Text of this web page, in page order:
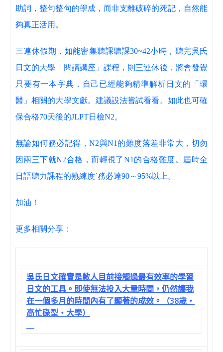
助詞，整句整句的學成，而非支離破碎的死記，自然能
夠真正活用。
三連休假期，如能密集聽課聽課30~42小時，聽完吳氏
日文的大學「閱讀講座」課程，則三連休後，將會發覺
只要有一本字典，自己已經能夠精準解析日文的「環
醫」相關的大學文獻。建議設法嘗試看看。如此也可確
保合格70天後的JLPT日檢N2。
無論如何務必記得，N2與N1的難度落差非常大，切勿
因兩三下就N2合格，而輕視了N1的合格難度。屆時全
日語聽力課程的熟練度`務必達90～95%以上。
加油！
更多相關分享：
吳氏日文確實是敝人目前接觸過最有效率的學習
日文的工具。即使無法投入大量時間，仍然讓我
在一個多月的時間內有了顯著的成效。（38歲‧
高忙碌型‧大學）